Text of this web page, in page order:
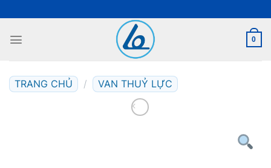
nội
0
TRANG CHỦ / VAN THUỶ LỰC